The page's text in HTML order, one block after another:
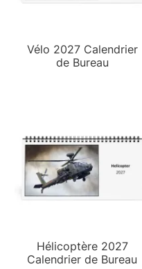
Vélo 2027 Calendrier
de Bureau
Hélicoptère 2027
Calendrier de Bureau